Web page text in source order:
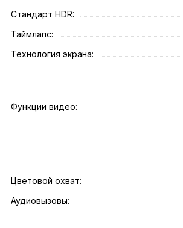
Стандарт HDR:
Таймлапс:
Технология экрана:
Функции видео:
Цветовой охват:
Аудиовызовы: